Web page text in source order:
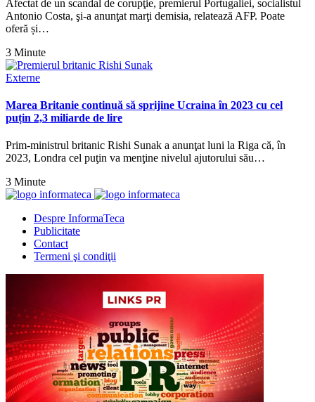
Afectat de un scandal de corupţie, premierul Portugaliei, socialistul
Antonio Costa, şi-a anunţat marţi demisia, relatează AFP. Poate
oferă și…
3 Minute
Externe
Marea Britanie continuă să sprijine Ucraina în 2023 cu cel
puțin 2,3 miliarde de lire
Prim-ministrul britanic Rishi Sunak a anunţat luni la Riga că, în
2023, Londra cel puţin va menţine nivelul ajutorului său…
3 Minute
Despre InformaTeca
Publicitate
Contact
Termeni şi condiţii